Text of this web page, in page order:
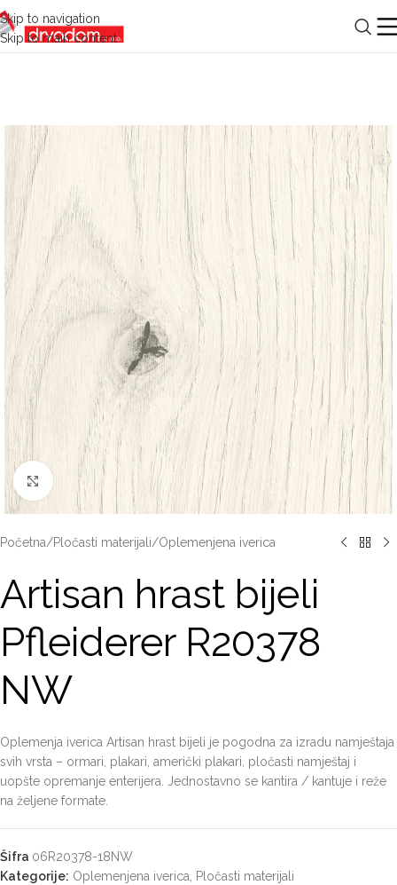
Skip to navigation
Skip to main content
Click to enlarge
Početna/Pločasti materijali/Oplemenjena iverica
Artisan hrast bijeli
Pfleiderer R20378
NW
Oplemenja iverica Artisan hrast bijeli je pogodna za izradu namještaja
svih vrsta – ormari, plakari, američki plakari, pločasti namještaj i
uopšte opremanje enterijera. Jednostavno se kantira / kantuje i reže
na željene formate.
Šifra 06R20378-18NW
Kategorije: Oplemenjena iverica Pločasti materijali